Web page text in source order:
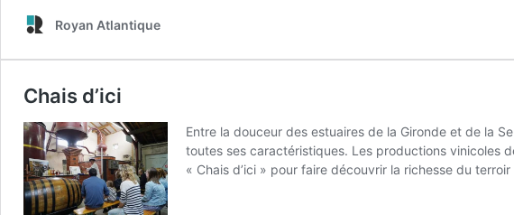
Royan Atlantique
Chais d’ici
Entre la douceur des estuaires de la Gironde et de la
toutes ses caractéristiques. Les productions vinicoles
« Chais d’ici » pour faire découvrir la richesse du